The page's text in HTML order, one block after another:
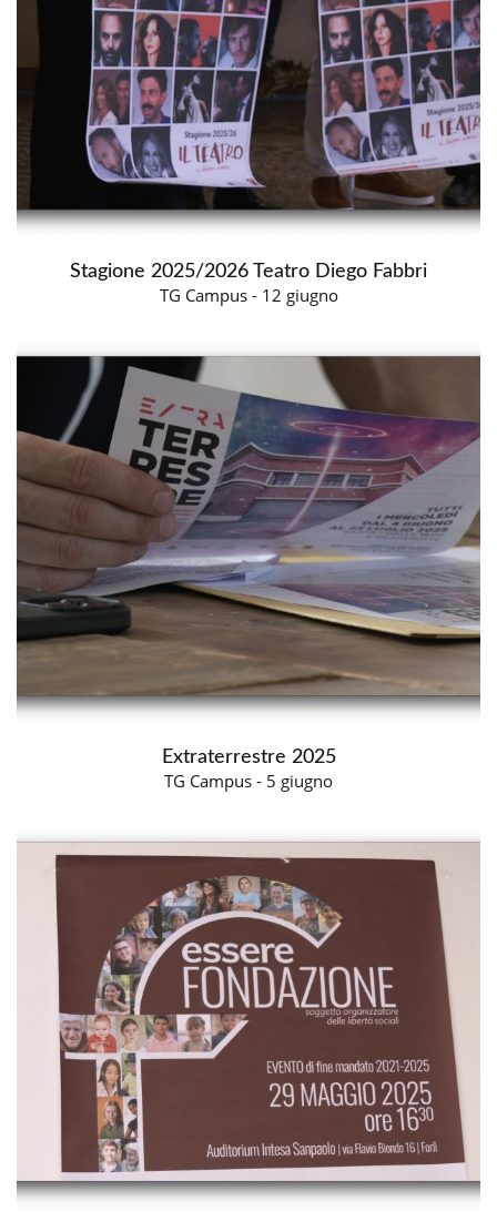
Stagione 2025/2026 Teatro Diego Fabbri
TG Campus - 12 giugno
Extraterrestre 2025
TG Campus - 5 giugno